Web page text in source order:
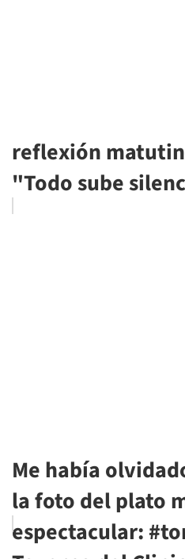
reflexión
"Todo sube
Me había
la foto del plato
espectacular: